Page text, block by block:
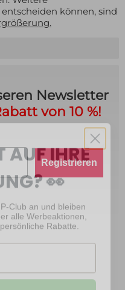
können, sind
Newsletter
von 10 %!
Registrieren
👀
alle Werbeaktionen,
Rabatte.